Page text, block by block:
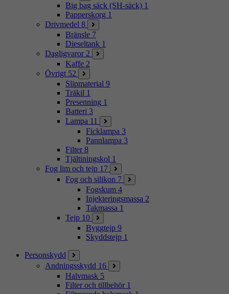
Big bag säck (SH-säck) 1
Papperskorg 1
Drivmedel 8
Bränsle 7
Dieseltank 1
Dagligvaror 2
Kaffe 2
Övrigt 52
Slipmaterial 9
Träkil 1
Presenning 1
Batteri 3
Lampa 11
Ficklampa 3
Pannlampa 3
Filter 8
Tjältiningskol 1
Fog lim och tejp 17
Fog och silikon 7
Fogskum 4
Injekteringsmassa 2
Takmassa 1
Tejp 10
Byggtejp 9
Skyddstejp 1
Personskydd
Andningsskydd 16
Halvmask 5
Filter och tillbehör 1